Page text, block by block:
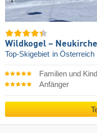
Wildkogel –
Top-Skigebiet in Österreich
Familien und
Anfänger